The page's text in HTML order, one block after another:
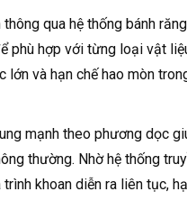
qua hệ thống bánh
phù hợp với từng loại vật
và hạn chế hao mòn
mạnh theo phương dọc
thường. Nhờ hệ thống
khoan diễn ra liên tục,